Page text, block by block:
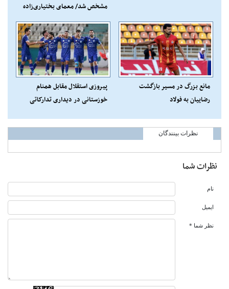
مشخص شد/ معمای بختیاری‌زاده
در یک پست مهم +عکس
مانع بزرگ در مسیر بازگشت
رضاییان به فولاد
پیروزی استقلال مقابل همنام
خوزستانی در دیداری تدارکاتی
نظرات بینندگان
نظرات شما
نام
ایمیل
نظر شما *